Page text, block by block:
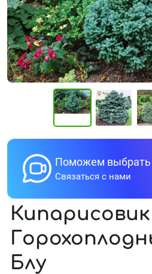
Поможем выбрать
Связаться с нами
Кипарисовик
Блу